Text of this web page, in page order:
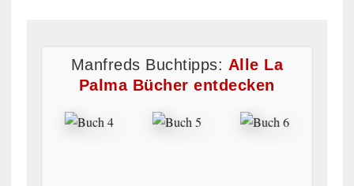
Manfreds Buchtipps: Alle La
Palma Bücher entdecken